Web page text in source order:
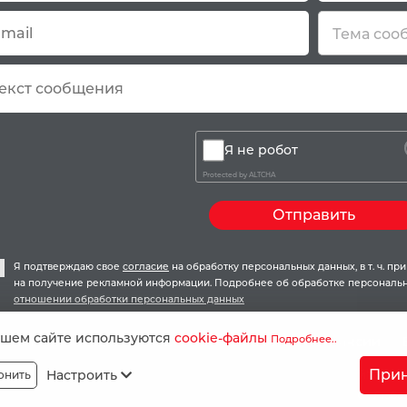
Тема
Я не робот
Protected by ALTCHA
Отправить
Я подтверждаю свое согласие на обработку персональных данных, в т. ч.
на получение рекламной информации. Подробнее об обработке
отношении обработки персональных данных
Ипотека Акции и скидки О компании Вакансии
Компаний «ЕДИНСТВО» © 2026.
Старая версия сайта
материалы принадлежат ООО "Группа компаний "ЕДИНСТВО".
сайте используются cookie-файлы Подробнее..
Настроить